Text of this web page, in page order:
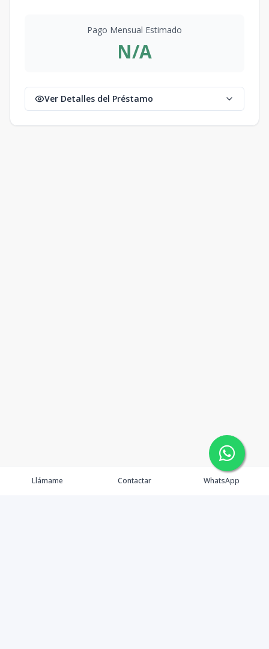
Pago Mensual Estimado
N/A
Ver Detalles del Préstamo
Llámame Contactar WhatsApp